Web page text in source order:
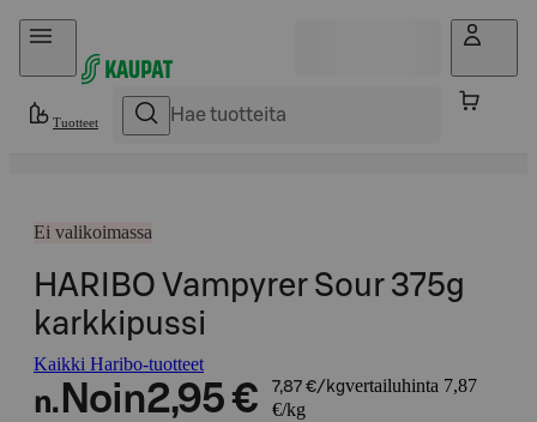
Hyppää sisältöön
Tuotteet
Ei valikoimassa
HARIBO Vampyrer Sour 375g
karkkipussi
Kaikki Haribo-tuotteet
n. Noin2,95 € 7,87 €/kgvertailuhinta 7,87
€/kg